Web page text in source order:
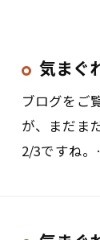
気まぐ
ブログをご
が、まだま
2/3ですね